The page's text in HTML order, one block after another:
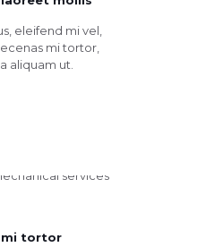
eleifend mi vel,
mi tortor,
aliquam ut.
mi tortor